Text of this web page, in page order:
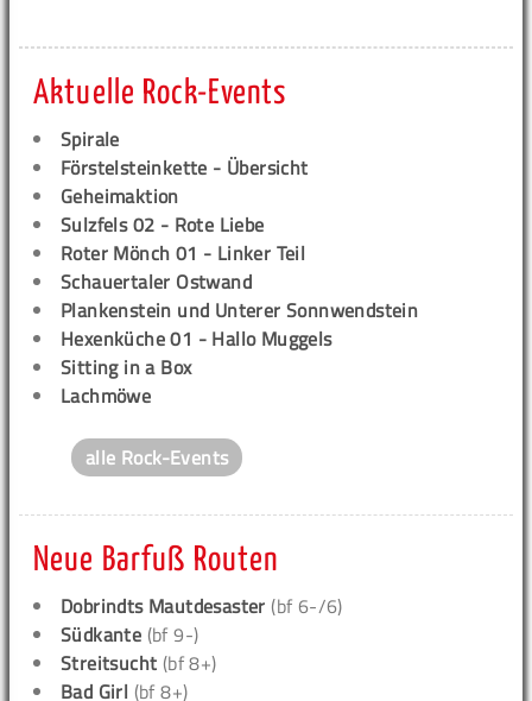
Aktuelle Rock-Events
Spirale
Förstelsteinkette - Übersicht
Geheimaktion
Sulzfels 02 - Rote Liebe
Roter Mönch 01 - Linker Teil
Schauertaler Ostwand
Plankenstein und Unterer Sonnwendstein
Hexenküche 01 - Hallo Muggels
Sitting in a Box
Lachmöwe
alle Rock-Events
Neue Barfuß Routen
Dobrindts Mautdesaster (bf 6-/6)
Südkante (bf 9-)
Streitsucht (bf 8+)
Bad Girl (bf 8+)